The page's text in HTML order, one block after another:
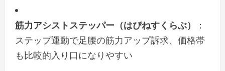
筋力アシストステッパー（はぴねすくらぶ）
：
ステップ運動で足腰の筋力アップ訴求、価格帯
も比較的入り口になりやすい